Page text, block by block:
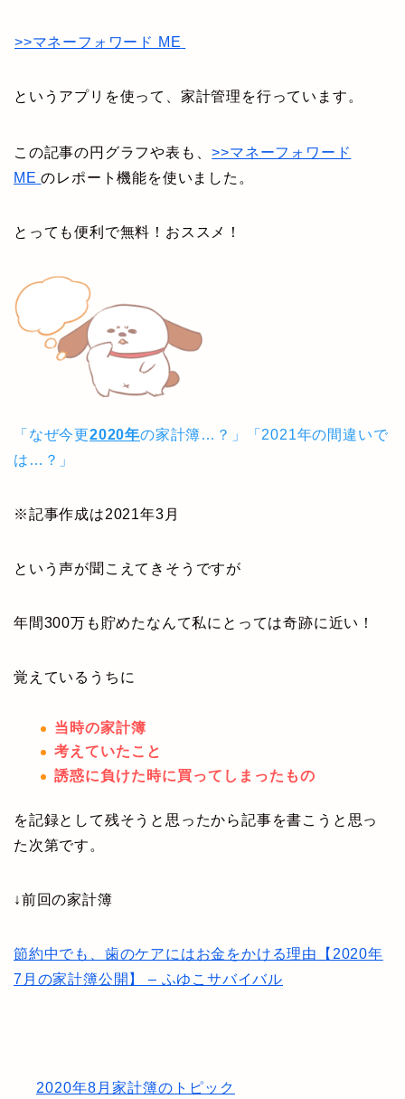
>>マネーフォワード ME
というアプリを使って、家計管理を行っています。
この記事の円グラフや表も、 >>マネーフォワード
ME のレポート機能を使いました。
とっても便利で無料！おススメ！
「なぜ今更2020年の家計簿…？」
「2021年の間違いで
は…？」
※記事作成は2021年3月
という声が聞こえてきそうですが
年間300万も貯めたなんて私にとっては奇跡に近い！
覚えているうちに
当時の家計簿
考えていたこと
誘惑に負けた時に買ってしまったもの
を記録として残そうと思ったから記事を書こうと思っ
た次第です。
↓前回の家計簿
節約中でも、歯のケアにはお金をかける理由【2020年
7月の家計簿公開】 – ふゆこサバイバル
2020年8月家計簿のトピック